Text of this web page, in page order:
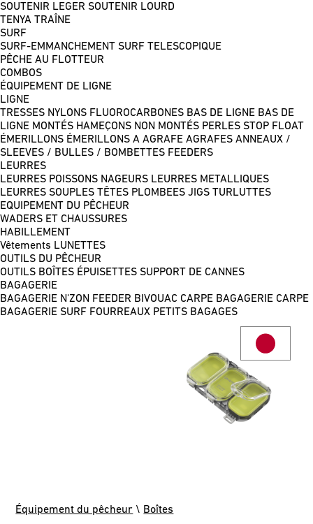
SOUTENIR LEGER SOUTENIR LOURD
TENYA TRAÎNE
SURF
SURF-EMMANCHEMENT SURF TELESCOPIQUE
PÊCHE AU FLOTTEUR
COMBOS
ÉQUIPEMENT DE LIGNE
LIGNE
TRESSES NYLONS FLUOROCARBONES BAS DE LIGNE BAS DE
LIGNE MONTÉS HAMEÇONS NON MONTÉS PERLES STOP FLOAT
ÉMERILLONS ÉMERILLONS A AGRAFE AGRAFES ANNEAUX /
SLEEVES / BULLES / BOMBETTES FEEDERS
LEURRES
LEURRES POISSONS NAGEURS LEURRES METALLIQUES
LEURRES SOUPLES TÊTES PLOMBEES JIGS TURLUTTES
EQUIPEMENT DU PÊCHEUR
WADERS ET CHAUSSURES
HABILLEMENT
Vêtements LUNETTES
OUTILS DU PÊCHEUR
OUTILS BOÎTES ÉPUISETTES SUPPORT DE CANNES
BAGAGERIE
BAGAGERIE N'ZON FEEDER BIVOUAC CARPE BAGAGERIE CARPE
BAGAGERIE SURF FOURREAUX PETITS BAGAGES
Équipement du pêcheur \ Boîtes